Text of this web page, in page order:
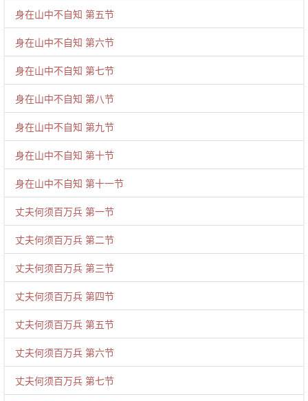
身在山中不自知 第五节
身在山中不自知 第六节
身在山中不自知 第七节
身在山中不自知 第八节
身在山中不自知 第九节
身在山中不自知 第十节
身在山中不自知 第十一节
丈夫何须百万兵 第一节
丈夫何须百万兵 第二节
丈夫何须百万兵 第三节
丈夫何须百万兵 第四节
丈夫何须百万兵 第五节
丈夫何须百万兵 第六节
丈夫何须百万兵 第七节